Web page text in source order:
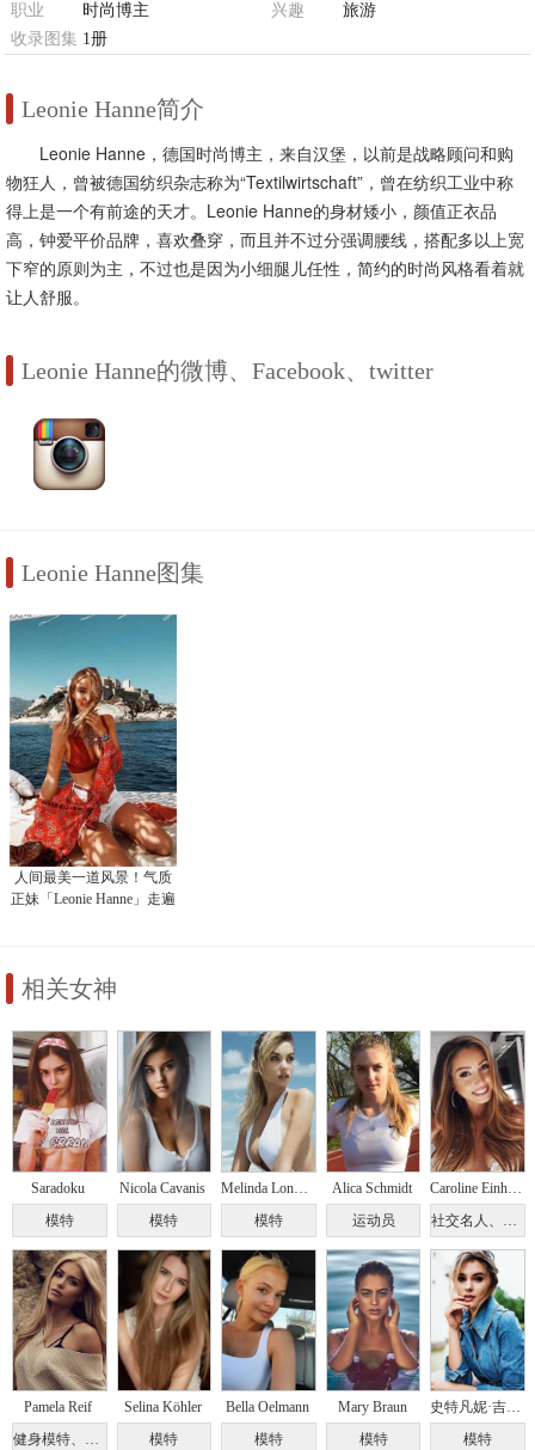
职业
时尚博主 兴趣
旅游
收录图集 1册
Leonie Hanne简介
Leonie Hanne，德国时尚博主，来自汉堡，以前是战略顾问和购
物狂人，曾被德国纺织杂志称为“Textilwirtschaft”，曾在纺织工业中称
得上是一个有前途的天才。Leonie Hanne的身材矮小，颜值正衣品
高，钟爱平价品牌，喜欢叠穿，而且并不过分强调腰线，搭配多以上宽
下窄的原则为主，不过也是因为小细腿儿任性，简约的时尚风格看着就
让人舒服。
Leonie Hanne的微博、Facebook、twitter
Leonie Hanne图集
人间最美一道风景！气质
正妹「Leonie Hanne」走遍
相关女神
Saradoku
模特
Nicola Cavanis
模特
Melinda London Sharky
模特
Alica Schmidt
运动员
Caroline Einhoff
社交名人、博客主
Pamela Reif
健身模特、社交名人
Selina Köhler
模特
Bella Oelmann
模特
Mary Braun
模特
史特凡妮·吉辛格
模特